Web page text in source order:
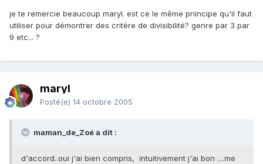
je te remercie beaucoup maryl. est ce le même priincipe qu'il faut
utiliser pour démontrer des critère de divisibilité? genre par 3 par
9 etc... ?
maryl
Posté(e) 14 octobre 2005
maman_de_Zoé a dit :
d'accord..oui j'ai bien compris, intuitivement j'ai bon ....me